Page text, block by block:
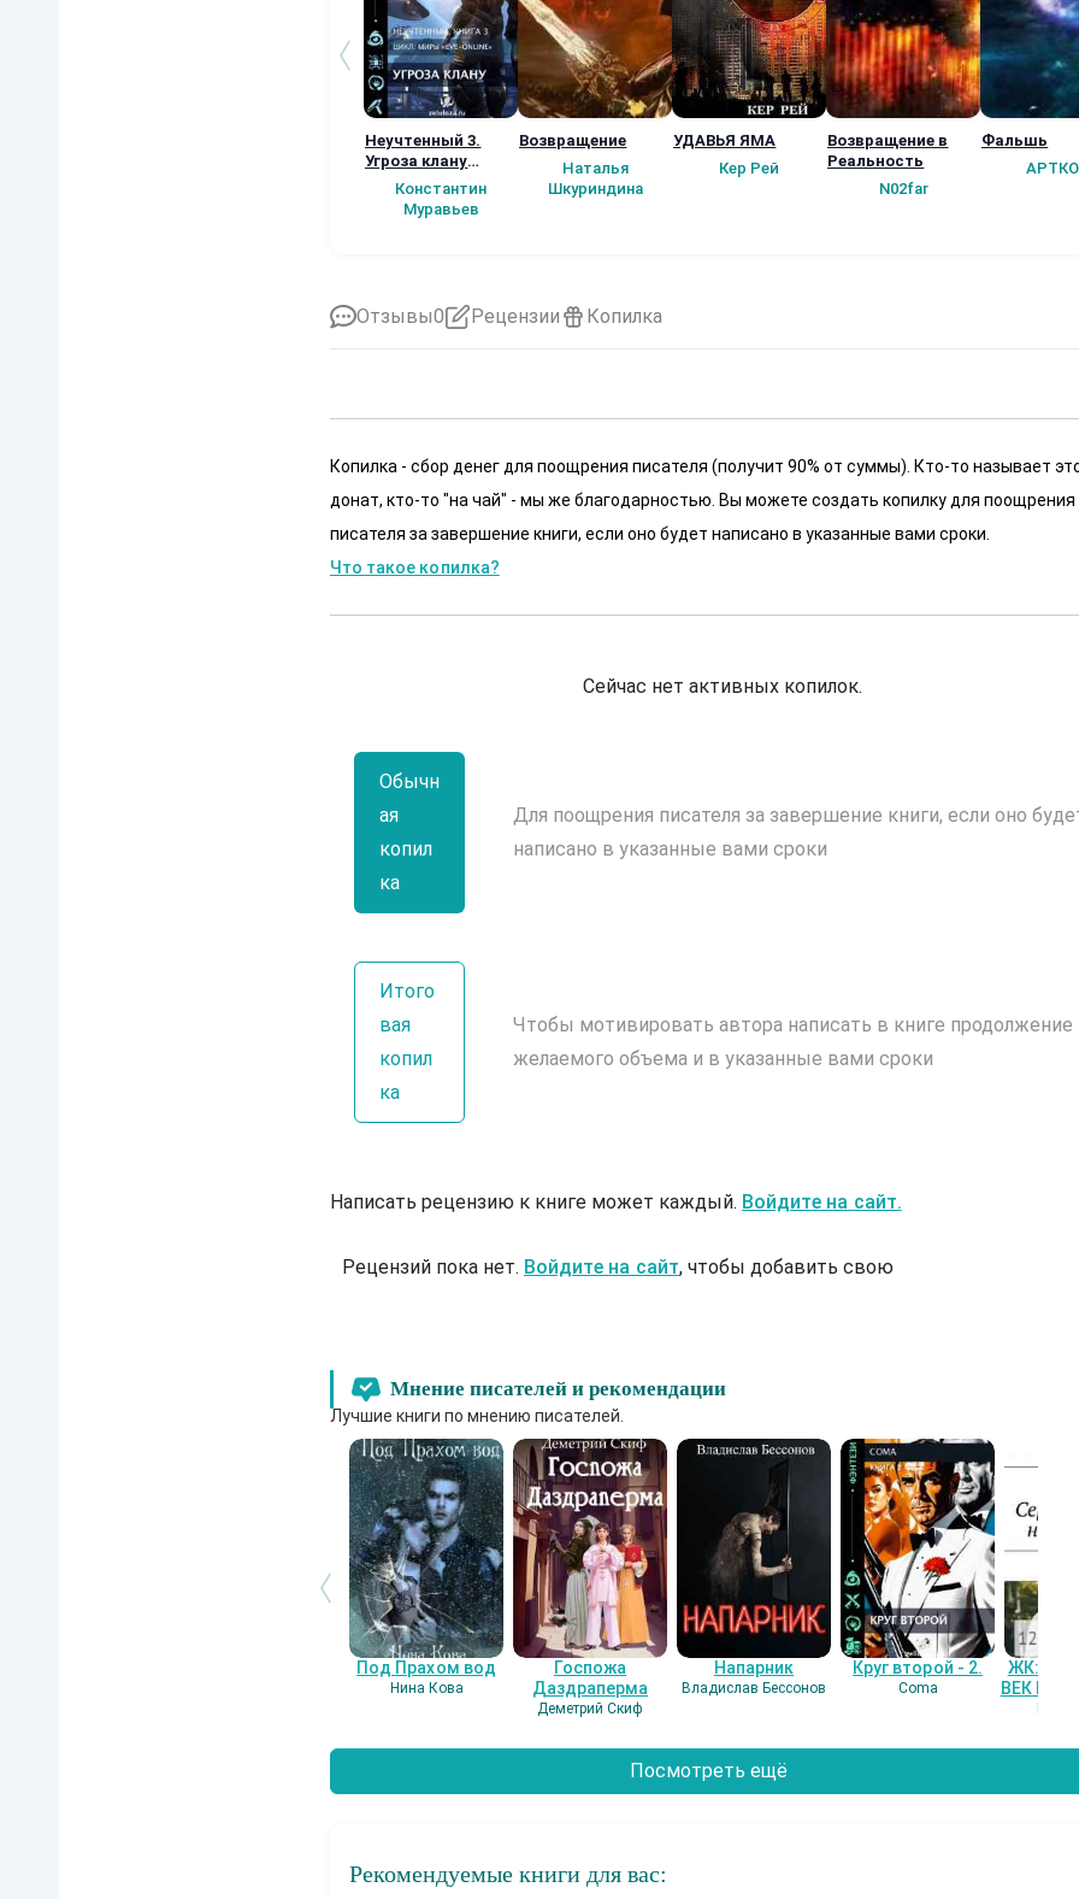
Неучтенный 3.
Угроза клану
(Альтернативное
продолжение)
Константин
Муравьев
Возвращение
Наталья
Шкуриндина
УДАВЬЯ ЯМА
Кер Рей
Возвращение в
Реальность
N02far
Фальшь
Отзывы0 Рецензии Копилка
Копилка - сбор денег для поощрения писателя (получит 90% от суммы). Кто-то называет
донат, кто-то "на чай" - мы же благодарностью. Вы можете создать копилку для поощрения
писателя за завершение книги, если оно будет написано в указанные вами сроки.
Что такое копилка?
Сейчас нет активных копилок.
Обычн
ая
копил
ка
Для поощрения писателя за завершение книги, если оно
написано в указанные вами сроки
Итого
вая
копил
ка
Чтобы мотивировать автора написать в книге продолжение
желаемого объема и в указанные вами сроки
Написать рецензию к книге может каждый. Войдите на сайт.
Рецензий пока нет. Войдите на сайт, чтобы добавить свою
Мнение писателей и рекомендации
Лучшие книги по мнению писателей.
Под Прахом вод
Нина Кова
Госпожа
Даздраперма
Деметрий Скиф
Напарник
Владислав Бессонов
Круг второй - 2.
Coma
ЖК:
ВЕК
Посмотреть ещё
Рекомендуемые книги для вас: